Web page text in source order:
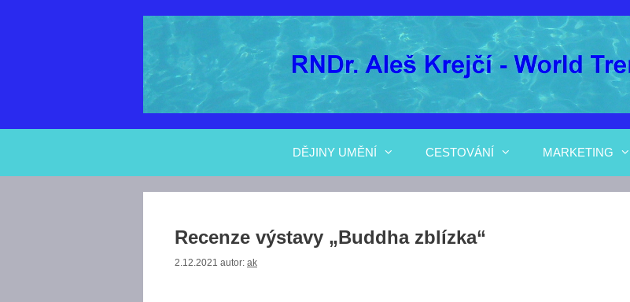
DĚJINY UMĚNÍ CESTOVÁNÍ MARKETING
Recenze výstavy „Buddha zblízka“
2.12.2021 autor: ak